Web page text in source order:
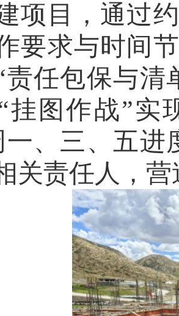
项目，通过
要求与时间
责任包保与清
挂图作战”实
一、三、五进
关责任人，